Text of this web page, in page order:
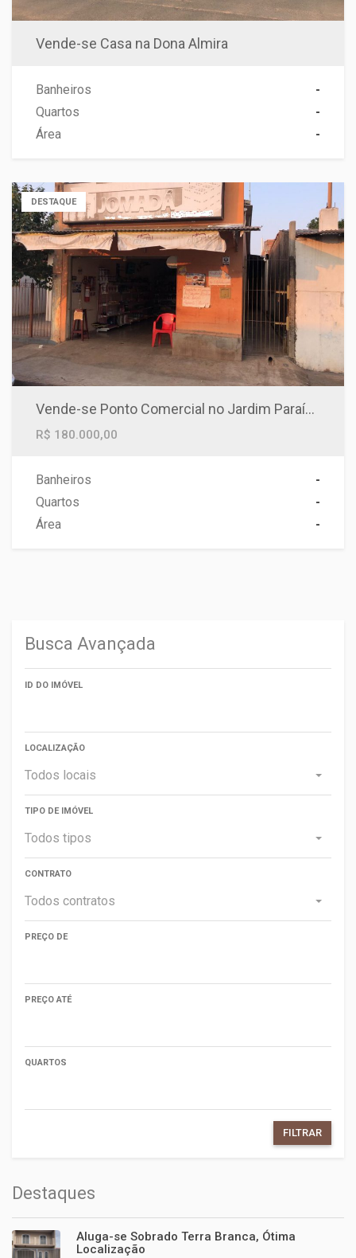
Vende-se Casa na Dona Almira
Banheiros
-
Quartos
-
Área
-
DESTAQUE
Vende-se Ponto Comercial no Jardim Paraíso, Ótima Localização
R$ 180.000,00
Banheiros
-
Quartos
-
Área
-
Busca Avançada
ID DO IMÓVEL
LOCALIZAÇÃO
Todos locais
TIPO DE IMÓVEL
Todos tipos
CONTRATO
Todos contratos
PREÇO DE
PREÇO ATÉ
QUARTOS
FILTRAR
Destaques
Aluga-se Sobrado Terra Branca, Ótima
Localização